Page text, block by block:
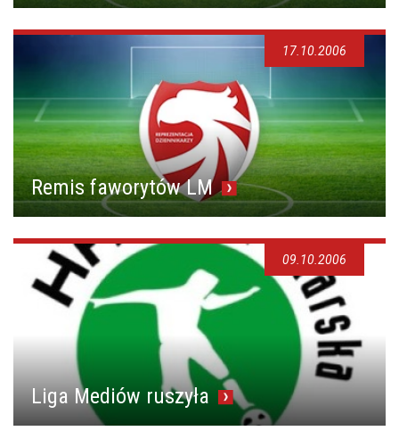
Remis faworytów LM
17.10.2006
Liga Mediów ruszyła
09.10.2006